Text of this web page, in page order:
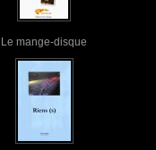
Le mange-disque